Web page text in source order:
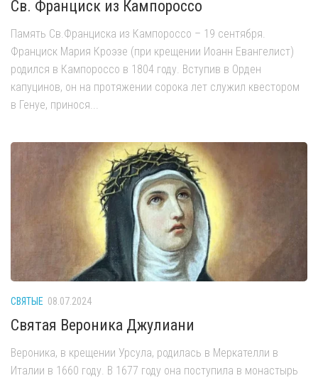
Св. Франциск из Кампороссо
Память Св.Франциска из Кампороссо – 19 сентября.
Франциск Мария Кроэзе (при крещении Иоанн Евангелист)
родился в Кампороссо в 1804 году. Вступив в Орден
капуцинов, он на протяжении сорока лет служил квестором
в Генуе, принося...
СВЯТЫЕ 08.07.2024
Святая Вероника Джулиани
Вероника, в крещении Урсула, родилась в Меркателли в
Италии в 1660 году. В 1677 году она поступила в монастырь